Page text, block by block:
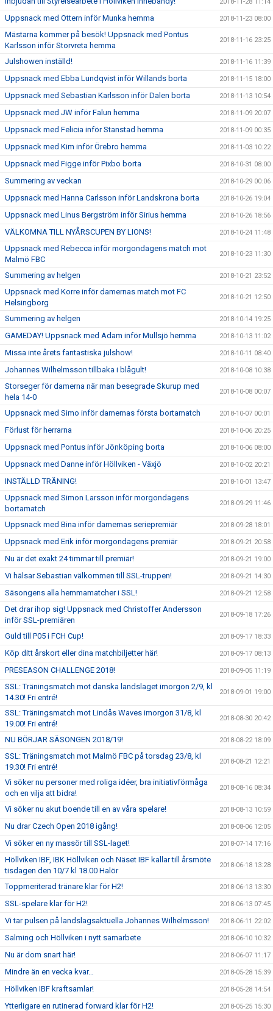
Uppsnack med Ottern inför Munka hemma 2018-11-23 08:00
Mästarna kommer på besök! Uppsnack med Pontus
Karlsson inför Storvreta hemma
2018-11-16 23:25
Julshowen inställd! 2018-11-16 11:39
Uppsnack med Ebba Lundqvist inför Willands borta 2018-11-15 18:00
Uppsnack med Sebastian Karlsson inför Dalen borta 2018-11-13 10:54
Uppsnack med JW inför Falun hemma 2018-11-09 20:07
Uppsnack med Felicia inför Stanstad hemma 2018-11-09 00:35
Uppsnack med Kim inför Örebro hemma 2018-11-03 10:22
Uppsnack med Figge inför Pixbo borta 2018-10-31 08:00
Summering av veckan 2018-10-29 00:06
Uppsnack med Hanna Carlsson inför Landskrona borta 2018-10-26 19:04
Uppsnack med Linus Bergström inför Sirius hemma 2018-10-26 18:56
VÄLKOMNA TILL NYÅRSCUPEN BY LIONS! 2018-10-24 11:48
Uppsnack med Rebecca inför morgondagens match mot
Malmö FBC
2018-10-23 11:30
Summering av helgen 2018-10-21 23:52
Uppsnack med Korre inför damernas match mot FC
Helsingborg
2018-10-21 12:50
Summering av helgen 2018-10-14 19:25
GAMEDAY! Uppsnack med Adam inför Mullsjö hemma 2018-10-13 11:02
Missa inte årets fantastiska julshow! 2018-10-11 08:40
Johannes Wilhelmsson tillbaka i blågult! 2018-10-08 10:38
Storseger för damerna när man besegrade Skurup med
hela 14-0
2018-10-08 00:07
Uppsnack med Simo inför damernas första bortamatch 2018-10-07 00:01
Förlust för herrarna 2018-10-06 20:25
Uppsnack med Pontus inför Jönköping borta 2018-10-06 08:00
Uppsnack med Danne inför Höllviken - Växjö 2018-10-02 20:21
INSTÄLLD TRÄNING! 2018-10-01 13:47
Uppsnack med Simon Larsson inför morgondagens
bortamatch
2018-09-29 11:46
Uppsnack med Bina inför damernas seriepremiär 2018-09-28 18:01
Uppsnack med Erik inför morgondagens premiär 2018-09-21 20:58
Nu är det exakt 24 timmar till premiär! 2018-09-21 19:00
Vi hälsar Sebastian välkommen till SSL-truppen! 2018-09-21 14:30
Säsongens alla hemmamatcher i SSL! 2018-09-21 12:58
Det drar ihop sig! Uppsnack med Christoffer Andersson
inför SSL-premiären
2018-09-18 17:26
Guld till P05 i FCH Cup! 2018-09-17 18:33
Köp ditt årskort eller dina matchbiljetter här! 2018-09-17 08:13
PRESEASON CHALLENGE 2018! 2018-09-05 11:19
SSL: Träningsmatch mot danska landslaget imorgon 2/9, kl
14.30! Fri entré!
2018-09-01 19:00
SSL: Träningsmatch mot Lindås Waves imorgon 31/8, kl
19.00! Fri entré!
2018-08-30 20:42
NU BÖRJAR SÄSONGEN 2018/19! 2018-08-22 18:09
SSL: Träningsmatch mot Malmö FBC på torsdag 23/8, kl
19.30! Fri entré!
2018-08-21 12:21
Vi söker nu personer med roliga idéer, bra initiativförmåga
och en vilja att bidra!
2018-08-16 08:34
Vi söker nu akut boende till en av våra spelare! 2018-08-13 10:59
Nu drar Czech Open 2018 igång! 2018-08-06 12:05
Vi söker en ny massör till SSL-laget! 2018-07-14 17:16
Höllviken IBF, IBK Höllviken och Näset IBF kallar till årsmöte
tisdagen den 10/7 kl 18.00 Halör
2018-06-18 13:28
Toppmeriterad tränare klar för H2! 2018-06-13 13:30
SSL-spelare klar för H2! 2018-06-13 07:45
Vi tar pulsen på landslagsaktuella Johannes Wilhelmsson! 2018-06-11 22:02
Salming och Höllviken i nytt samarbete 2018-06-10 10:32
Nu är dom snart här! 2018-06-07 11:17
Mindre än en vecka kvar… 2018-05-28 15:39
Höllviken IBF kraftsamlar! 2018-05-28 14:54
Ytterligare en rutinerad forward klar för H2! 2018-05-25 15:30